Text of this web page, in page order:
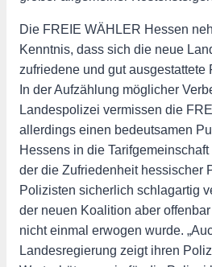
Die FREIE WÄHLER Hessen
Kenntnis, dass sich die neue
zufriedene und gut
In der Aufzählung möglicher
Landespolizei vermissen die
allerdings einen bedeutsamen
Hessens in die
der die Zufriedenheit hessischer
Polizisten sicherlich schlagartig
der neuen Koalition aber
nicht einmal erwogen wurde.
Landesregierung zeigt ihren